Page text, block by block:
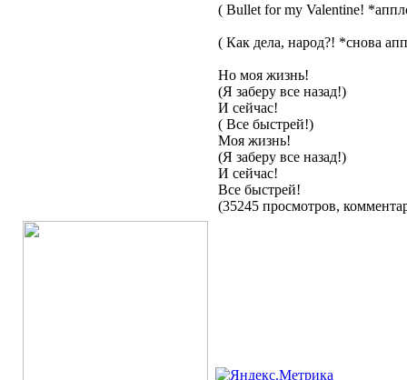
( Bullet for my Valentine!
( Как дела, народ?! *снова
Но моя жизнь!
(Я заберу все назад!)
И сейчас!
( Все быстрей!)
Моя жизнь!
(Я заберу все назад!)
И сейчас!
Все быстрей!
(35245 просмотров,